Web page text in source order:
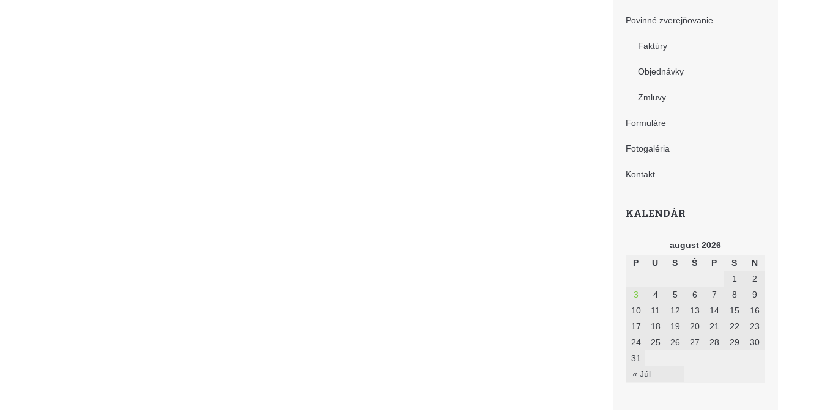
Povinné zverejňovanie
Faktúry
Objednávky
Zmluvy
Formuláre
Fotogaléria
Kontakt
KALENDÁR
august 2026
P
U S Š P S N
« Júl
1
2
3
4 5 6 7 8
9
10
11 12 13 14 15
16
17
18 19 20 21 22
23
24
25 26 27 28 29
30
31